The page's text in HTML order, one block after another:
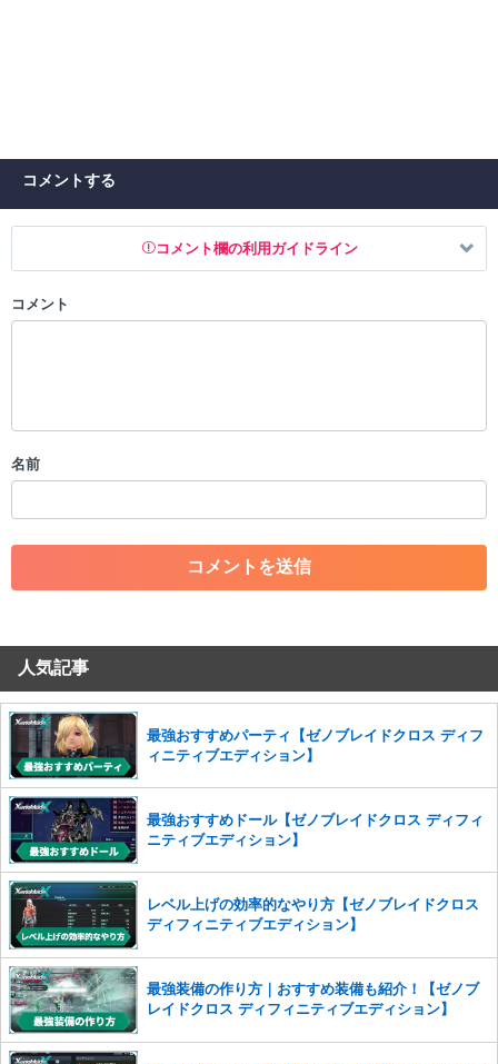
コメントする
コメント欄の利用ガイドライン
以下の書き込みを禁止とし、場合によってはコメント削除や書き込み制
・一度削除された投稿を再び投稿すること
・アカウントの売買など金銭が絡む内容の投稿
・各ゲームのネタバレを含む内容の投稿
・その他、管理者が不適切と判断した投稿
コメントの削除を申請する
せていただきます。ご了承ください。
※一度削除したコメントは復元ができませんのでご注意くだ
さい。
また、過度な利用規約の違反や、弊社に損害の及ぶ内容の書き込みがあ
った場合は、法的措置をとらせていただく場合もございますので、あら
かじめご理解くださいませ。
コメント
名前
人気記事
最強おすすめパーティ【ゼノブレイドクロス ディフ
ィニティブエディション】
最強おすすめドール【ゼノブレイドクロス ディフィ
ニティブエディション】
レベル上げの効率的なやり方【ゼノブレイドクロス
ディフィニティブエディション】
最強装備の作り方｜おすすめ装備も紹介！【ゼノブ
レイドクロス ディフィニティブエディション】